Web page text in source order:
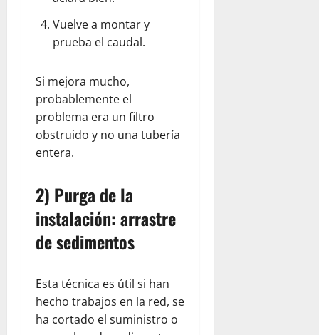
Vuelve a montar y
prueba el caudal.
Si mejora mucho,
probablemente el
problema era un filtro
obstruido y no una tubería
entera.
2) Purga de la
instalación: arrastre
de sedimentos
Esta técnica es útil si han
hecho trabajos en la red, se
ha cortado el suministro o